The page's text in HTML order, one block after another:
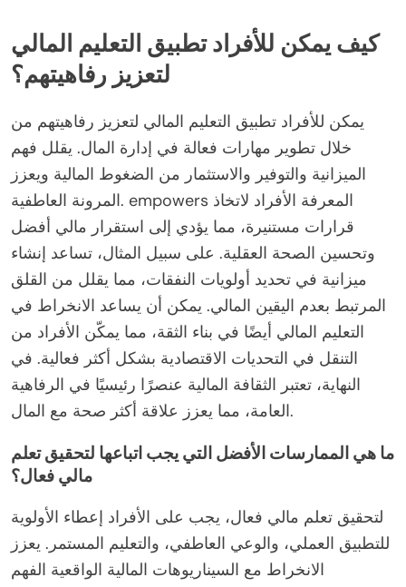
كيف يمكن للأفراد تطبيق التعليم المالي
لتعزيز رفاهيتهم؟
يمكن للأفراد تطبيق التعليم المالي لتعزيز رفاهيتهم من
خلال تطوير مهارات فعالة في إدارة المال. يقلل فهم
الميزانية والتوفير والاستثمار من الضغوط المالية ويعزز
المرونة العاطفية. empowers المعرفة الأفراد لاتخاذ
قرارات مستنيرة، مما يؤدي إلى استقرار مالي أفضل
وتحسين الصحة العقلية. على سبيل المثال، تساعد إنشاء
ميزانية في تحديد أولويات النفقات، مما يقلل من القلق
المرتبط بعدم اليقين المالي. يمكن أن يساعد الانخراط في
التعليم المالي أيضًا في بناء الثقة، مما يمكّن الأفراد من
التنقل في التحديات الاقتصادية بشكل أكثر فعالية. في
النهاية، تعتبر الثقافة المالية عنصرًا رئيسيًا في الرفاهية
العامة، مما يعزز علاقة أكثر صحة مع المال.
ما هي الممارسات الأفضل التي يجب اتباعها لتحقيق تعلم
مالي فعال؟
لتحقيق تعلم مالي فعال، يجب على الأفراد إعطاء الأولوية
للتطبيق العملي، والوعي العاطفي، والتعليم المستمر. يعزز
الانخراط مع السيناريوهات المالية الواقعية الفهم